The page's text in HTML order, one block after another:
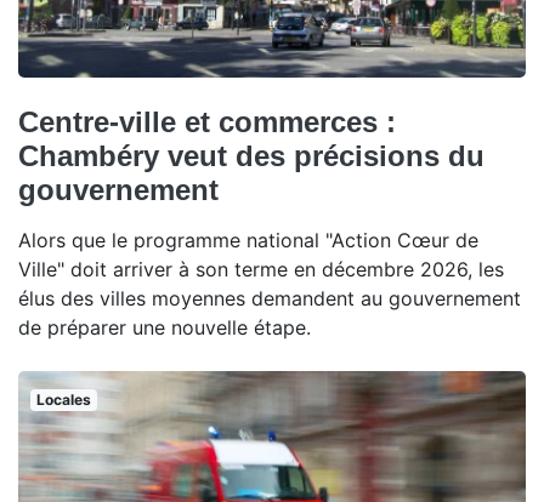
Centre-ville et commerces :
Chambéry veut des précisions du
gouvernement
Alors que le programme national "Action Cœur de
Ville" doit arriver à son terme en décembre 2026, les
élus des villes moyennes demandent au gouvernement
de préparer une nouvelle étape.
Locales